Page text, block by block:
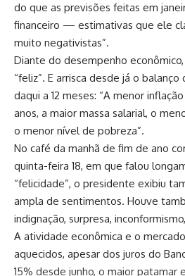
do que as previsões feitas em
financeiro — estimativas que ele
muito negativistas”.
Diante do desempenho
“feliz”. E arrisca desde já o
daqui a 12 meses: “A menor
anos, a maior massa salarial, o
o menor nível de pobreza”.
No café da manhã de fim de ano
quinta-feira 18, em que falou
“felicidade”, o presidente exibiu
ampla de sentimentos. Houve
indignação, surpresa,
A atividade econômica e o
aquecidos, apesar dos juros do
15% desde junho, o maior patamar